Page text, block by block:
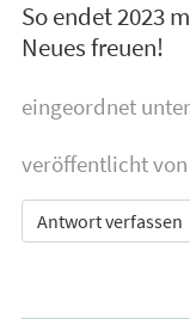
So endet 2023
Neues freuen!
eingeordnet
veröffentlicht von
Antwort verfassen